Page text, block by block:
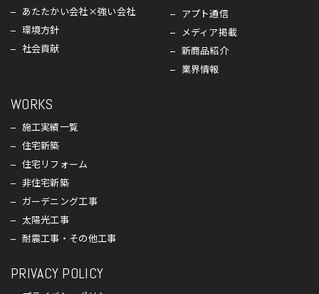
あたたかい会社×強い会社
環境方針
社会貢献
アプト通信
メディア掲載
新商品紹介
業界情報
WORKS
施工実績一覧
住宅新築
住宅リフォーム
非住宅新築
ガーデニング工事
太陽光工事
耐震工事・その他工事
PRIVACY POLICY